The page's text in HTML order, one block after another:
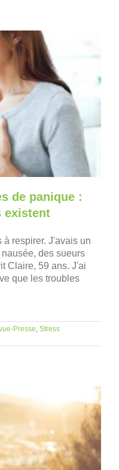
de panique :
existent
respirer. J'avais un
des sueurs
Claire, 59 ans. J'ai
que les troubles
Presse Stress